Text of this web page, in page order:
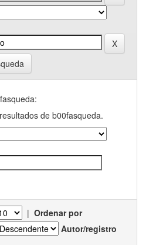
de b00fasqueda.
| Ordenar por
Autor/registro